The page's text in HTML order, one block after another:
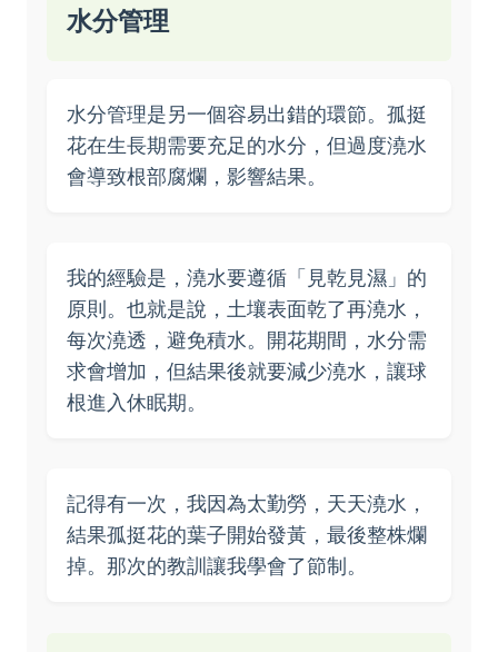
水分管理
水分管理是另一個容易出錯的環節。孤挺
花在生長期需要充足的水分，但過度澆水
會導致根部腐爛，影響結果。
我的經驗是，澆水要遵循「見乾見濕」的
原則。也就是說，土壤表面乾了再澆水，
每次澆透，避免積水。開花期間，水分需
求會增加，但結果後就要減少澆水，讓球
根進入休眠期。
記得有一次，我因為太勤勞，天天澆水，
結果孤挺花的葉子開始發黃，最後整株爛
掉。那次的教訓讓我學會了節制。